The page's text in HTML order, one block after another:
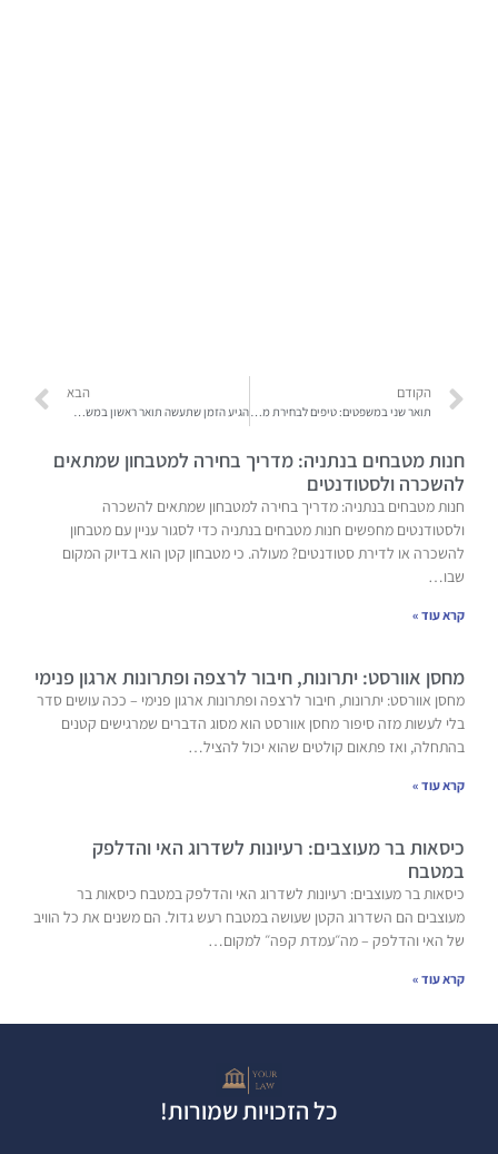
הקודם הבא
חנות מטבחים בנתניה: מדריך בחירה למטבחון שמתאים
להשכרה ולסטודנטים
חנות מטבחים בנתניה: מדריך בחירה למטבחון שמתאים להשכרה
ולסטודנטים מחפשים חנות מטבחים בנתניה כדי לסגור עניין עם מטבחון
להשכרה או לדירת סטודנטים? מעולה. כי מטבחון קטן הוא בדיוק המקום
שבו…
קרא עוד »
מחסן אוורסט: יתרונות, חיבור לרצפה ופתרונות ארגון פנימי
מחסן אוורסט: יתרונות, חיבור לרצפה ופתרונות ארגון פנימי – ככה עושים סדר
בלי לעשות מזה סיפור מחסן אוורסט הוא מסוג הדברים שמרגישים קטנים
בהתחלה, ואז פתאום קולטים שהוא יכול להציל…
קרא עוד »
כיסאות בר מעוצבים: רעיונות לשדרוג האי והדלפק
במטבח
כיסאות בר מעוצבים: רעיונות לשדרוג האי והדלפק במטבח כיסאות בר
מעוצבים הם השדרוג הקטן שעושה במטבח רעש גדול. הם משנים את כל הוויב
של האי והדלפק – מה״עמדת קפה״ למקום…
קרא עוד »
כל הזכויות שמורות!